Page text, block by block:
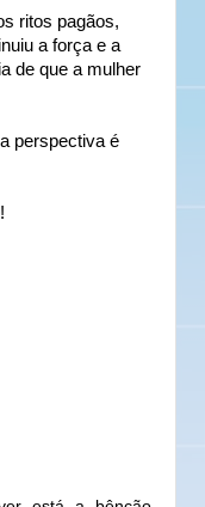
ritos pagãos,
a força e a
de que a mulher
perspectiva é